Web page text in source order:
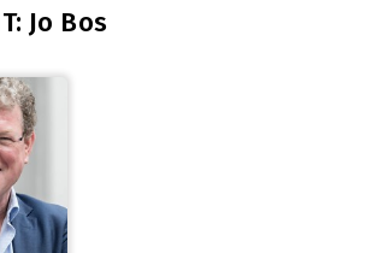
Jo Bos